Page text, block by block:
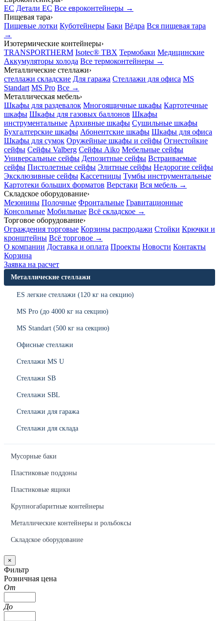
EC Детали EC Все евроконтейнеры →
Пищевая тара›
Пищевые лотки Куботейнеры Баки Вёдра Вся пищевая тара
→
Изотермические контейнеры›
TRANSPORTHERM Isotec® TBX Термобаки Медицинские
Аккумуляторы холода Все термоконтейнеры →
Металлические стеллажи›
стеллажи складские Для гаража Стеллажи для офиса MS
Standart MS Pro Все →
Металлическая мебель›
Шкафы для раздевалок Многоящичные шкафы Картотечные
шкафы Шкафы для газовых баллонов Шкафы
инструментальные Архивные шкафы Сушильные шкафы
Бухгалтерские шкафы Абонентские шкафы Шкафы для офиса
Шкафы для сумок Оружейные шкафы и сейфы Огнестойкие
сейфы Сейфы Valberg Сейфы Aiko Мебельные сейфы
Универсальные сейфы Депозитные сейфы Встраиваемые
сейфы Пистолетные сейфы Элитные сейфы Недорогие сейфы
Эксклюзивные сейфы Кассетницы Тумбы инструментальные
Картотеки больших форматов Верстаки Вся мебель →
Складское оборудование›
Мезонины Полочные Фронтальные Гравитационные
Консольные Мобильные Всё складское →
Торговое оборудование›
Ограждения торговые Корзины распродажи Стойки Крючки и
кронштейны Всё торговое →
О компании Доставка и оплата Проекты Новости Контакты
Корзина
Заявка на расчет
Металлические стеллажи
ES легкие стеллажи (120 кг на секцию)
MS Pro (до 4000 кг на секцию)
MS Standart (500 кг на секцию)
Офисные стеллажи
Стеллажи MS U
Стеллажи SB
Стеллажи SBL
Стеллажи для гаража
Стеллажи для склада
Мусорные баки
Пластиковые поддоны
Пластиковые ящики
Крупногабаритные контейнеры
Металлические контейнеры и рольбоксы
Складское оборудование
×
Фильтр
Розничная цена
От
До